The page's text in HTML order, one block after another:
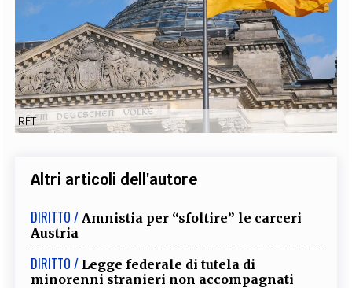
EXTRA
CODICI RUBRICHE LIBRI PROCEEDINGS PUBBLICITÀ CONTATTI
SOCIAL MEDIA
RFT
Altri articoli dell'autore
DIRITTO / Amnistia per “sfoltire” le carceri
Austria
DIRITTO / Legge federale di tutela di
minorenni stranieri non accompagnati